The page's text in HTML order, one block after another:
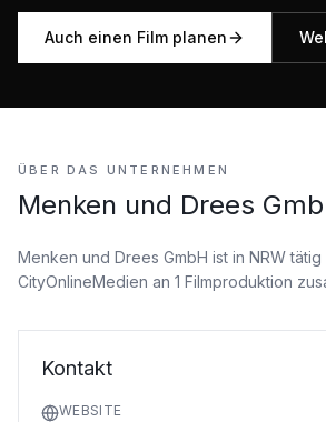
Auch einen Film planen
ÜBER DAS UNTERNEHMEN
Menken und Drees
Menken und Drees GmbH ist in NRW tätig
CityOnlineMedien an 1 Filmproduktion
Kontakt
WEBSITE